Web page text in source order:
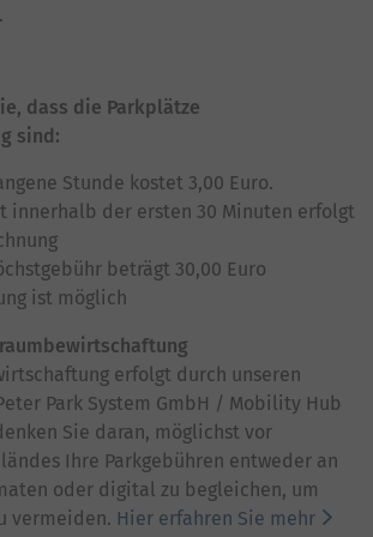
dass die Parkplätze
sind:
Stunde kostet 3,00 Euro.
innerhalb der ersten 30 Minuten erfolgt
beträgt 30,00 Euro
ist möglich
erfolgt durch unseren
Park System GmbH / Mobility Hub
Sie daran, möglichst vor
Ihre Parkgebühren entweder an
oder digital zu begleichen, um
vermeiden. Hier erfahren Sie mehr